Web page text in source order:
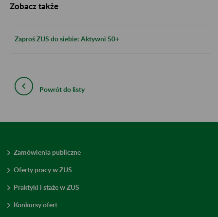
Zobacz także
Zaproś ZUS do siebie: Aktywni 50+
Powrót do listy
Zamówienia publiczne
Oferty pracy w ZUS
Praktyki i staże w ZUS
Konkursy ofert